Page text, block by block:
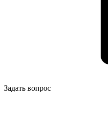
Задать вопрос